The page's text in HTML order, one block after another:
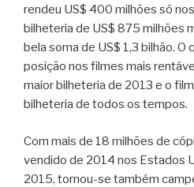
rendeu US$ 400 milhões só
bilheteria de US$ 875 milhões
bela soma de US$ 1,3 bilhão. O
posição nos filmes mais
maior bilheteria de 2013 e o
bilheteria de todos os tempos.
Com mais de 18 milhões de
vendido de 2014 nos Estados
2015, tornou-se também